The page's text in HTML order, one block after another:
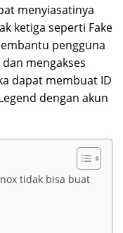
menyiasatinya
ketiga seperti Fake
pengguna
mengakses
dapat membuat ID
dengan akun
tidak bisa buat